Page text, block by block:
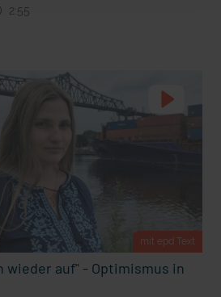
Bauernhof als Klassenzimmer
2:55
mit epd Text
wieder auf" - Optimismus in